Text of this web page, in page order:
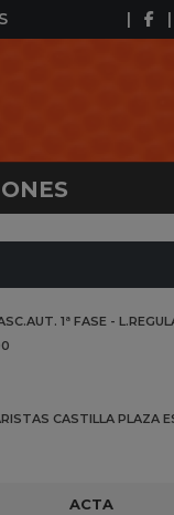
1ª FASE -
CASTILLA PLAZA
ACTA